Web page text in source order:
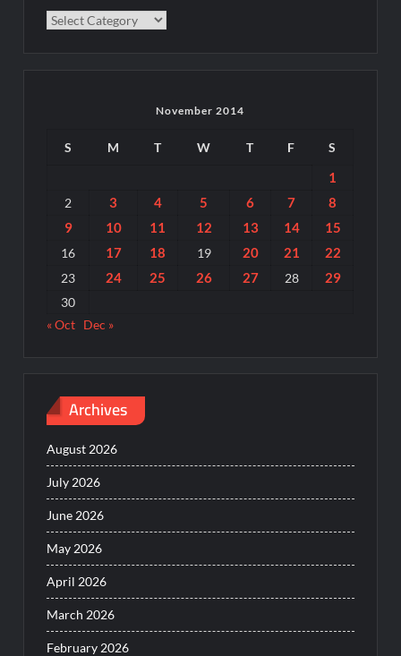
Categories
November 2014
S M T W T F S
1
2 3 4 5 6 7
8
9
10 11 12 13 14 15
16 17 18 19 20 21 22
23 24 25 26 27 28 29
30
« Oct Dec »
Archives
August 2026
July 2026
June 2026
May 2026
April 2026
March 2026
February 2026